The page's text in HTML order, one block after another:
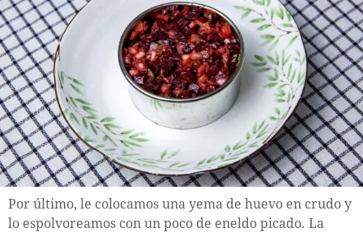
Por último, le colocamos una yema de huevo en crudo y
lo espolvoreamos con un poco de eneldo picado. La